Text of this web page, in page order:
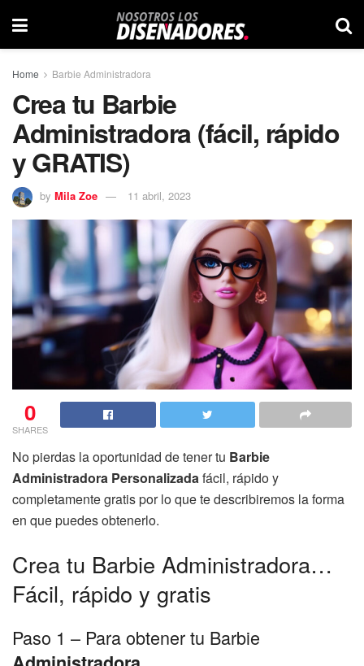
Home Barbie Administradora
Crea tu Barbie
Administradora (fácil, rápido
y GRATIS)
by Mila Zoe 11 abril, 2023
0
SHARES
No pierdas la oportunidad de tener tu Barbie
Administradora Personalizadafácil, rápido y
completamente gratis por lo que te describiremos la forma
en que puedes obtenerlo.
Crea tu Barbie Administradora…
Fácil, rápido y gratis
Paso 1 – Para obtener tu Barbie